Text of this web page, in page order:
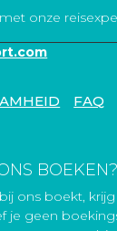
onze
FAQ
BOEKEN?
ons boekt,
je geen